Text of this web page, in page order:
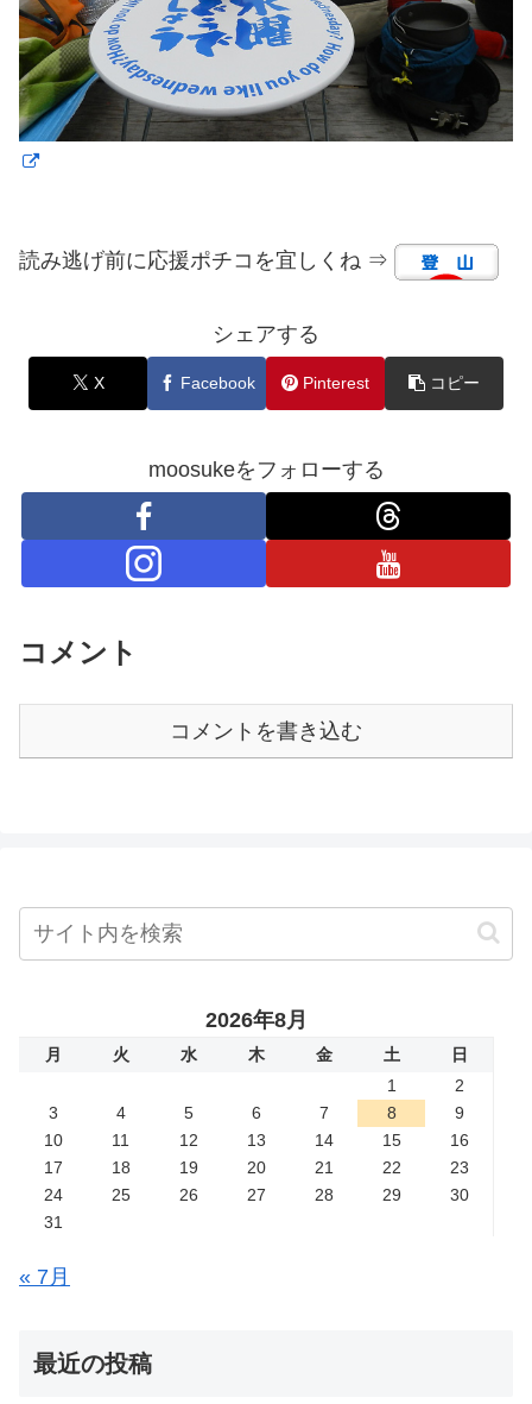
読み逃げ前に応援ポチコを宜しくね ⇒
シェアする
X Facebook Pinterest コピー
moosukeをフォローする
コメント
コメントを書き込む
2026年8月
月 火 水 木 金 土
日
1
2
3
4 5 6 7 8
9
10
11 12 13 14 15
16
17
18 19 20 21 22
23
24
25 26 27 28 29
30
31
« 7月
最近の投稿